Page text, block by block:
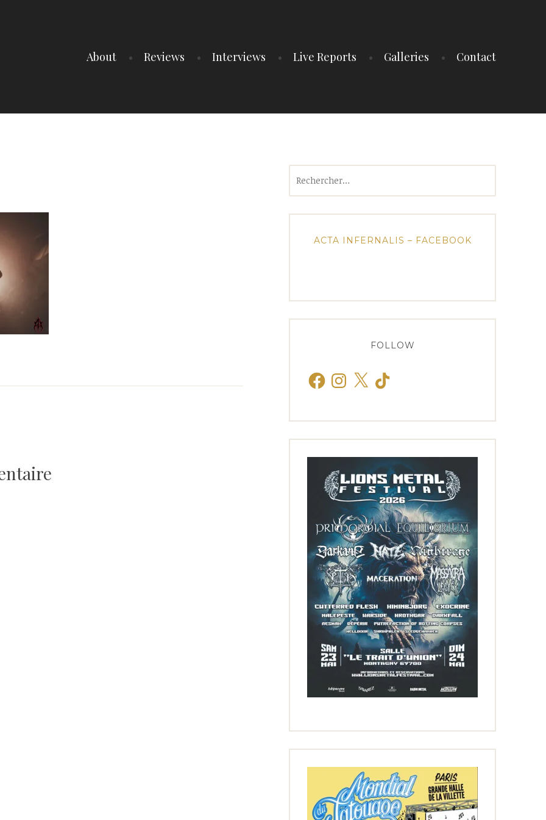
About Reviews Interviews Live Reports Galleries Contact
ACTA INFERNALIS – FACEBOOK
FOLLOW
FacebookInstagram
X TikTok